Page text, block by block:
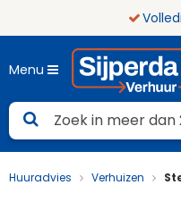
Volledige
Menu
Huuradvies Verhuizen